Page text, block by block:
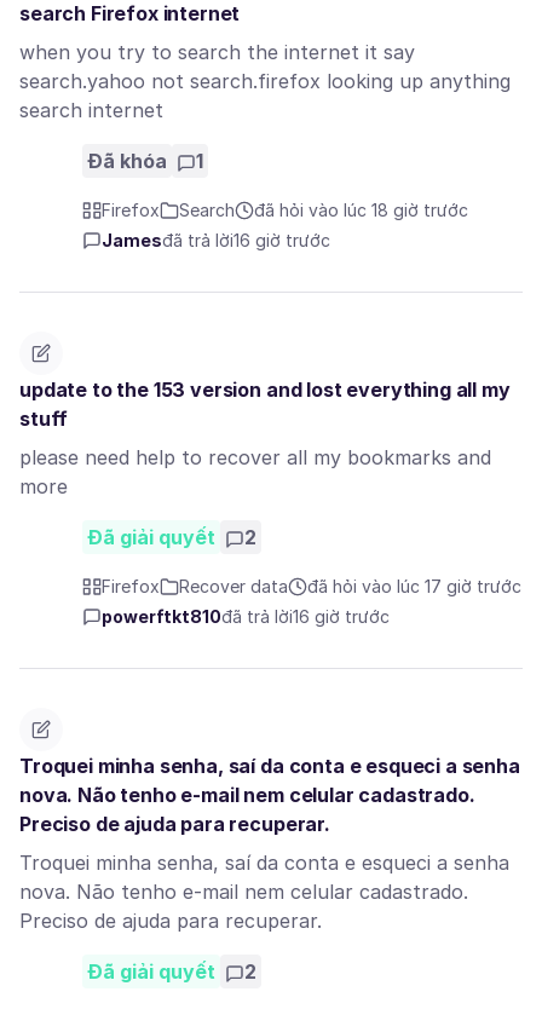
search Firefox internet
when you try to search the internet it say
search.yahoo not search.firefox looking up anything
search internet
Đã khóa 1
Firefox Search
đã hỏi vào lúc 18 giờ trước
Jamesđã trả lời16 giờ trước
update to the 153 version and lost everything all my
stuff
please need help to recover all my bookmarks and
more
Đã giải quyết 2
Firefox Recover data
đã hỏi vào lúc 17 giờ trước
powerftkt810đã trả lời16 giờ trước
Troquei minha senha, saí da conta e esqueci a senha
nova. Não tenho e-mail nem celular cadastrado.
Preciso de ajuda para recuperar.
Troquei minha senha, saí da conta e esqueci a senha
nova. Não tenho e-mail nem celular cadastrado.
Preciso de ajuda para recuperar.
Đã giải quyết 2